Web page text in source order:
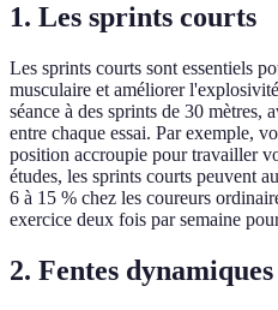
1. Les sprints courts
Les sprints courts sont essentiels
musculaire et améliorer
séance à des sprints de 30 mètres,
entre chaque essai. Par exemple,
position accroupie pour travailler
études, les sprints courts peuvent
6 à 15 % chez les coureurs
exercice deux fois par semaine
2. Fentes dynamiques